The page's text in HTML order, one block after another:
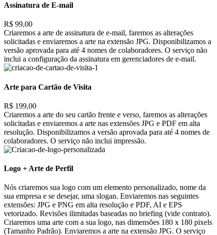
Assinatura de E-mail
R$ 99,00
Criaremos a arte de assinatura de e-mail, faremos as alterações
solicitadas e enviaremos a arte na extensão JPG. Disponibilizamos a
versão aprovada para até 4 nomes de colaboradores. O serviço não
inclui a configuração da assinatura em gerenciadores de e-mail.
Arte para Cartão de Visita
R$ 199,00
Criaremos a arte do seu cartão frente e verso, faremos as alterações
solicitadas e enviaremos a arte nas extensões JPG e PDF em alta
resolução. Disponibilizamos a versão aprovada para até 4 nomes de
colaboradores. O serviço não inclui impressão.
Logo + Arte de Perfil
Nós criaremos sua logo com um elemento personalizado, nome da
sua empresa e se desejar, uma slogan. Enviaremos nas seguintes
extensões: JPG e PNG em alta resolução e PDF, AI e EPS
vetorizado. Revisões ilimitadas baseadas no briefing (vide contrato).
Criaremos uma arte com a sua logo, nas dimensões 180 x 180 pixels
(Tamanho Padrão). Enviaremos a arte na extensão JPG. O serviço